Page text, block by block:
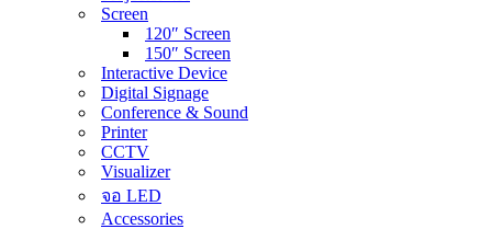
Screen
120″ Screen
150″ Screen
Interactive Device
Digital Signage
Conference & Sound
Printer
CCTV
Visualizer
จอ LED
Accessories